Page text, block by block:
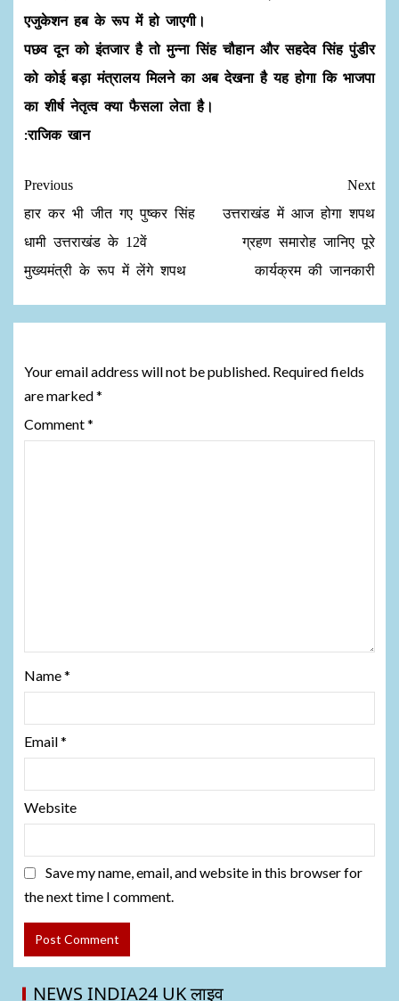
एजुकेशन हब के रूप में हो जाएगी।
पछव दून को इंतजार है तो मुन्ना सिंह चौहान और सहदेव सिंह पुंडीर
को कोई बड़ा मंत्रालय मिलने का अब देखना है यह होगा कि भाजपा
का शीर्ष नेतृत्व क्या फैसला लेता है।
:राजिक खान
Previous
हार कर भी जीत गए पुष्कर सिंह
धामी उत्तराखंड के 12वें
मुख्यमंत्री के रूप में लेंगे शपथ
Next
उत्तराखंड में आज होगा शपथ
ग्रहण समारोह जानिए पूरे
कार्यक्रम की जानकारी
Your email address will not be published. Required fields
are marked*
Comment*
Name*
Email*
Website
Save my name, email, and website in this browser for
the next time I comment.
NEWS INDIA24 UK लाइव